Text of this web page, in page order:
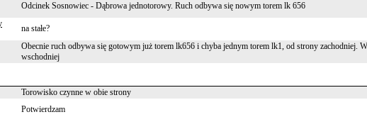
Odcinek Sosnowiec - Dąbrowa jednotorowy. Ruch odbywa się nowym torem lk 656
na stałe?
Obecnie ruch odbywa się gotowym już torem lk656 i chyba jednym torem lk1, od strony zachodniej.
wschodniej
Torowisko czynne w obie strony
Potwierdzam